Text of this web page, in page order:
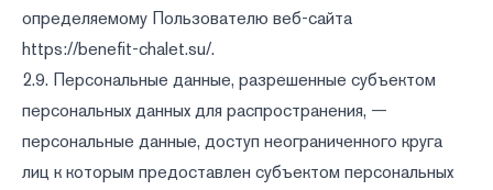
определяемому Пользователю веб-сайта
https://benefit-chalet.su/.
2.9. Персональные данные, разрешенные субъектом
персональных данных для распространения, —
персональные данные, доступ неограниченного круга
лиц к которым предоставлен субъектом персональных